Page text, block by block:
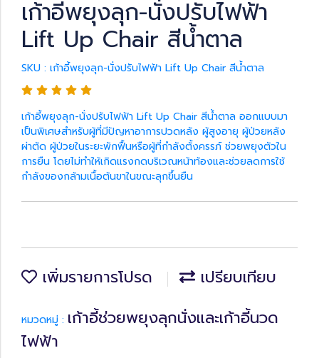
เก้าอี้พยุงลุก-นั่งปรับไฟฟ้า
Lift Up Chair สีน้ำตาล
SKU : เก้าอี้พยุงลุก-นั่งปรับไฟฟ้า Lift Up Chair สีน้ำตาล
เก้าอี้พยุงลุก-นั่งปรับไฟฟ้า Lift Up Chair สีน้ำตาล ออกแบบมา
เป็นพิเศษสำหรับผู้ที่มีปัญหาอาการปวดหลัง ผู้สูงอายุ ผู้ป่วยหลัง
ผ่าตัด ผู้ป่วยในระยะพักฟื้นหรือผู้ที่กำลังตั้งครรภ์ ช่วยพยุงตัวใน
การยืน โดยไม่ทำให้เกิดแรงกดบริเวณหน้าท้องและช่วยลดการใช้
กำลังของกล้ามเนื้อต้นขาในขณะลุกขึ้นยืน
เพิ่มรายการโปรด เปรียบเทียบ
หมวดหมู่ : เก้าอี้ช่วยพยุงลุกนั่งและเก้าอี้นวด
ไฟฟ้า